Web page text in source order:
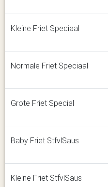
Kleine Friet Speciaal
Normale Friet Speciaal
Grote Friet Special
Baby Friet StfvlSaus
Kleine Friet StfvlSaus